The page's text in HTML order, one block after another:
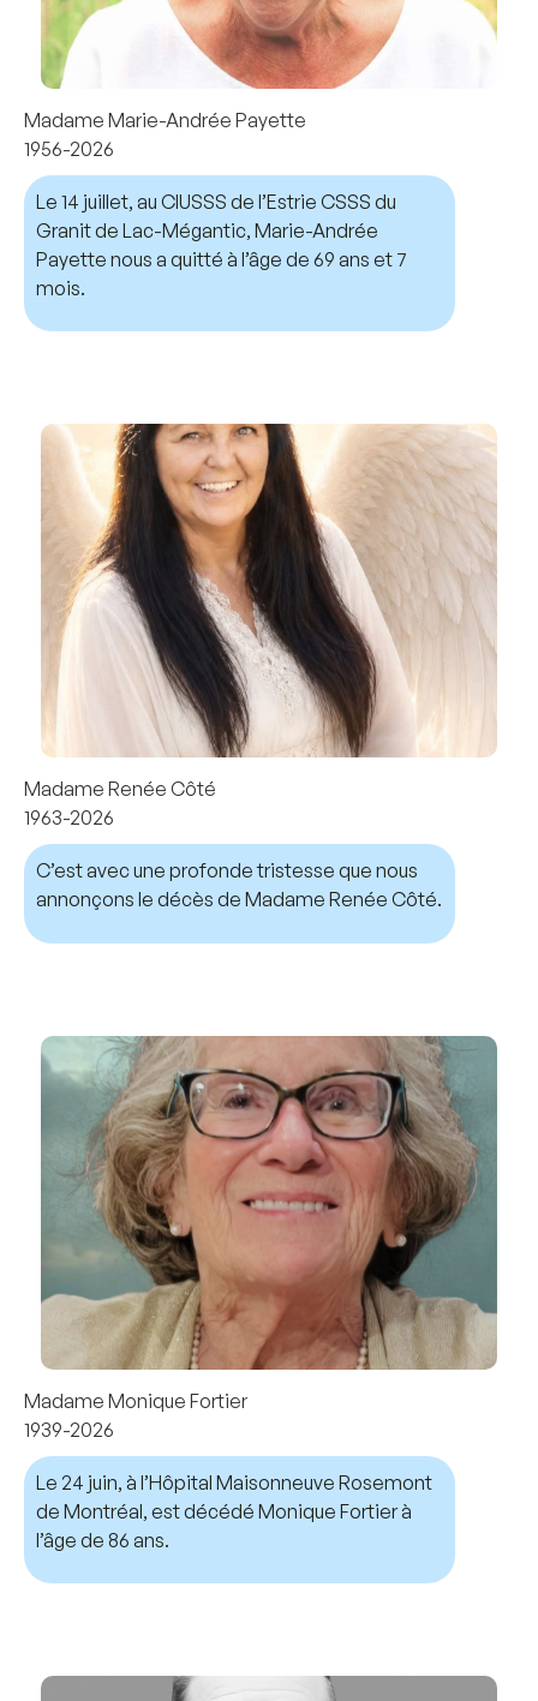
Madame Marie-Andrée Payette
1956-2026
Le 14 juillet, au CIUSSS de l’Estrie CSSS du
Granit de Lac-Mégantic, Marie-Andrée
Payette nous a quitté à l’âge de 69 ans et 7
mois.
Madame Renée Côté
1963-2026
C’est avec une profonde tristesse que nous
annonçons le décès de Madame Renée Côté.
Madame Monique Fortier
1939-2026
Le 24 juin, à l’Hôpital Maisonneuve Rosemont
de Montréal, est décédé Monique Fortier à
l’âge de 86 ans.